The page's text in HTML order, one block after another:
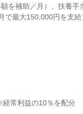
を補助／月）、扶養
最大150,000円を支給
常利益の10％を配分